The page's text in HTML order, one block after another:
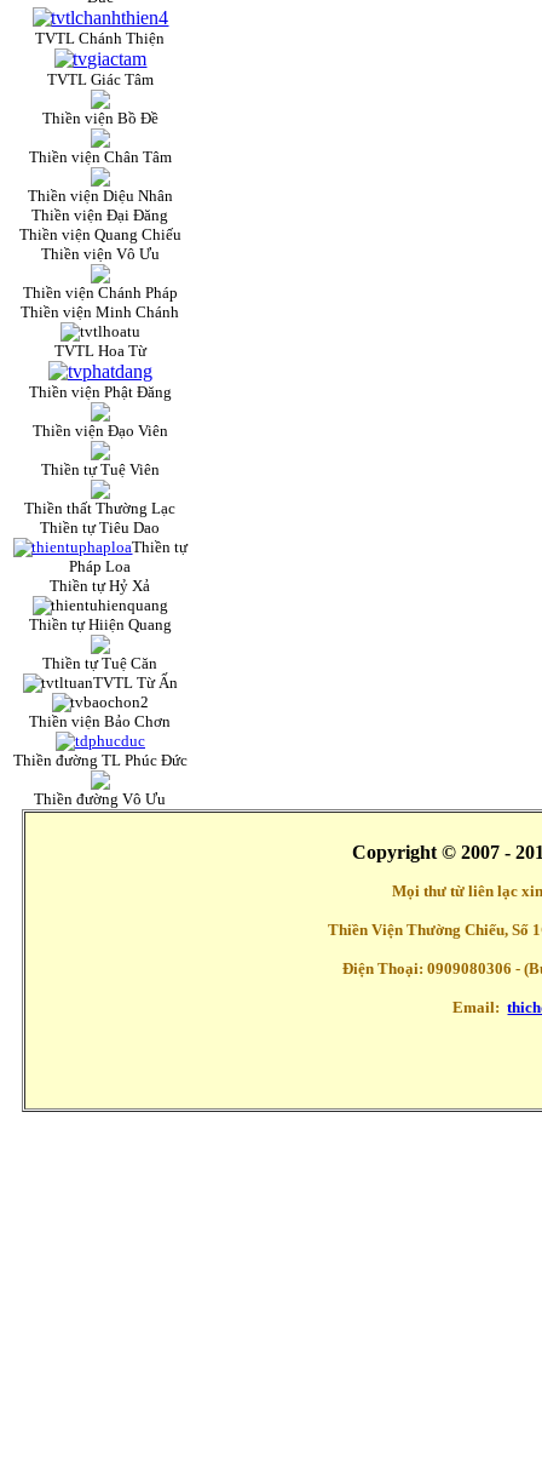
TVTL Chánh Thiện
TVTL Giác Tâm
Thiền viện Bồ Đề
Thiền viện Chân Tâm
Thiền viện Diệu Nhân
Thiền viện Đại Đăng
Thiền viện Quang Chiếu
Thiền viện Vô Ưu
Thiền viện Chánh Pháp
Thiền viện Minh Chánh
TVTL Hoa Từ
Thiền viện Phật Đăng
Thiền viện Đạo Viên
Thiền tự Tuệ Viên
Thiền thất Thường Lạc
Thiền tự Tiêu Dao
Thiền tự
Pháp Loa
Thiền tự Hỷ Xả
Thiền tự Hiiện Quang
Thiền tự Tuệ Căn
TVTL Từ Ấn
Thiền viện Bảo Chơn
Thiền đường TL Phúc Đức
Thiền đường Vô Ưu
Copyright © 2007 -
Mọi thư từ liên lạc
Thiền Viện Thường Chiếu, Số
Điện Thoại: 0909080306 -
Email: